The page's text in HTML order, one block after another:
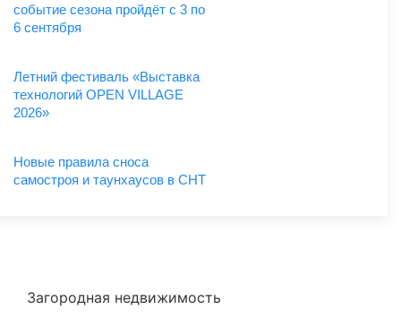
событие сезона пройдёт с 3 по
6 сентября
Летний фестиваль «Выставка
технологий OPEN VILLAGE
2026»
Новые правила сноса
самостроя и таунхаусов в СНТ
Загородная недвижимость